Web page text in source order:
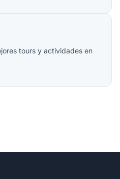
tours y actividades en